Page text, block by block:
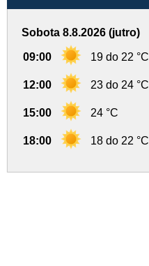
Sobota 8.8.2026 (jutro)
09:00 19 do 22 °C
12:00 23 do 24 °C
15:00 24 °C
18:00 18 do 22 °C